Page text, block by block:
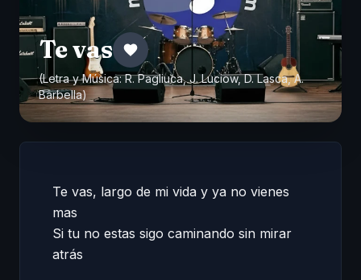
Te vas
(Letra y Música: R. Pagliuca, J. Luciow, D. Lasca, A.
Barbella)
Te vas, largo de mi vida y ya no vienes
mas
Si tu no estas sigo caminando sin mirar
atrás